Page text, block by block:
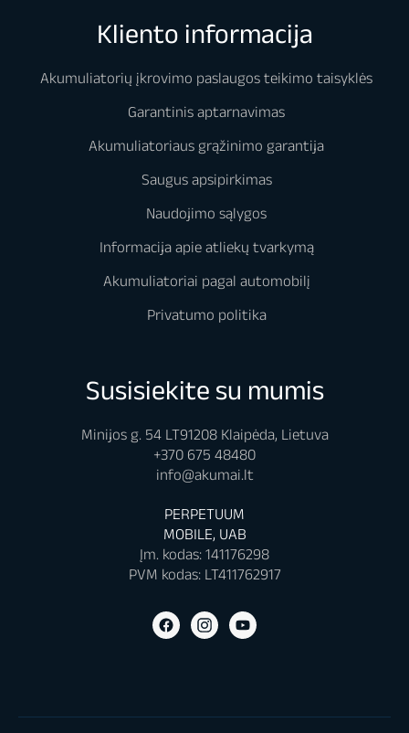
Kliento informacija
Akumuliatorių įkrovimo paslaugos teikimo taisyklės
Garantinis aptarnavimas
Akumuliatoriaus grąžinimo garantija
Saugus apsipirkimas
Naudojimo sąlygos
Informacija apie atliekų tvarkymą
Akumuliatoriai pagal automobilį
Privatumo politika
Susisiekite su mumis
Minijos g. 54 LT91208 Klaipėda, Lietuva
+370 675 48480
info@akumai.lt
PERPETUUM
MOBILE, UAB
Įm. kodas: 141176298
PVM kodas: LT411762917